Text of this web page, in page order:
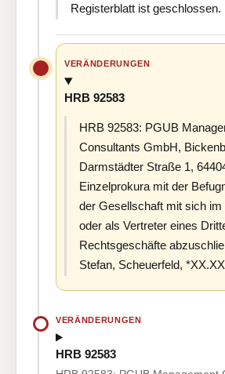
Registerblatt ist geschlossen.
VERÄNDERUNGEN
HRB 92583
HRB 92583: PGUB
Consultants GmbH,
Darmstädter Straße 1,
Einzelprokura mit der
der Gesellschaft mit sich im
oder als Vertreter eines
Rechtsgeschäfte
Stefan, Scheuerfeld,
VERÄNDERUNGEN
HRB 92583